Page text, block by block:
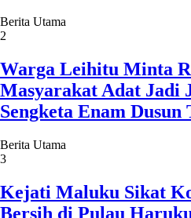
Berita Utama
2
Warga Leihitu Minta
Masyarakat Adat Jadi
Sengketa Enam Dusun
Berita Utama
3
Kejati Maluku Sikat
Bersih di Pulau